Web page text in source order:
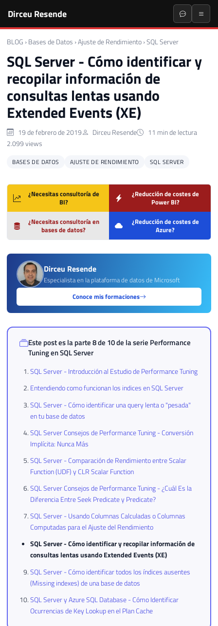
Dirceu Resende
BLOG › Bases de Datos ›Ajuste de Rendimiento ›SQL Server
SQL Server - Cómo identificar y
recopilar información de
consultas lentas usando
Extended Events (XE)
19 de febrero de 2019 Dirceu Resende
11 min de lectura
2.099 views
BASES DE DATOS AJUSTE DE RENDIMIENTO SQL SERVER
¿Necesitas consultoría de
BI?
¿Reducción de costes de
Power BI?
¿Necesitas consultoría en
bases de datos?
¿Reducción de costes de
Azure?
Dirceu Resende
Especialista en la plataforma de datos de Microsoft
Conoce mis formaciones
Este post es la parte 8 de 10 de la serie Performance
Tuning en SQL Server
SQL Server - Introducción al Estudio de Performance Tuning
Entendiendo como funcionan los indices en SQL Server
SQL Server - Cómo identificar una query lenta o "pesada"
en tu base de datos
SQL Server Consejos de Performance Tuning - Conversión
Implícita: Nunca Más
SQL Server - Comparación de Rendimiento entre Scalar
Function (UDF) y CLR Scalar Function
SQL Server Consejos de Performance Tuning - ¿Cuál Es la
Diferencia Entre Seek Predicate y Predicate?
SQL Server - Usando Columnas Calculadas o Columnas
Computadas para el Ajuste del Rendimiento
SQL Server - Cómo identificar y recopilar información de
consultas lentas usando Extended Events (XE)
SQL Server - Cómo identificar todos los índices ausentes
(Missing indexes) de una base de datos
SQL Server y Azure SQL Database - Cómo Identificar
Ocurrencias de Key Lookup en el Plan Cache